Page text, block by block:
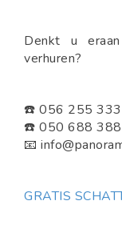
Denkt u
verhuren?
☎️ 056 255 333
☎️ 050 688 388
📧
GRATIS